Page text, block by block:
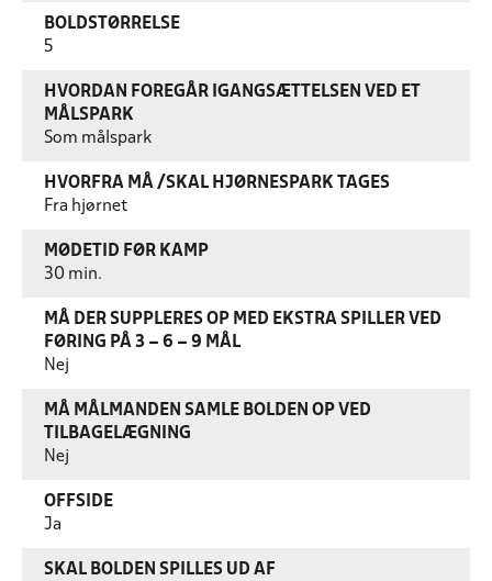
BOLDSTØRRELSE
5
HVORDAN FOREGÅR IGANGSÆTTELSEN VED ET
MÅLSPARK
Som målspark
HVORFRA MÅ /SKAL HJØRNESPARK TAGES
Fra hjørnet
MØDETID FØR KAMP
30 min.
MÅ DER SUPPLERES OP MED EKSTRA SPILLER VED
FØRING PÅ 3 – 6 – 9 MÅL
Nej
MÅ MÅLMANDEN SAMLE BOLDEN OP VED
TILBAGELÆGNING
Nej
OFFSIDE
Ja
SKAL BOLDEN SPILLES UD AF